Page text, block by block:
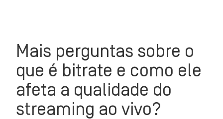
Mais perguntas sobre o
que é bitrate e como ele
afeta a qualidade do
streaming ao vivo?